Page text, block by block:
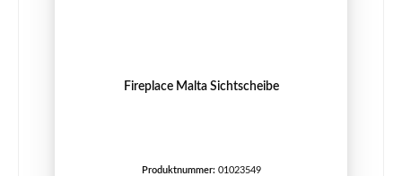
Fireplace Malta Sichtscheibe
Produktnummer: 01023549